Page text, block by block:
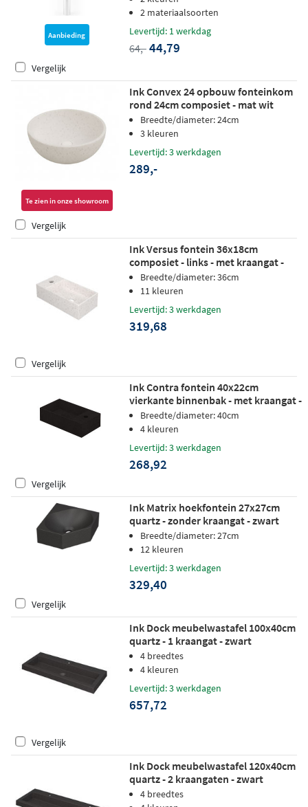
Aanbieding
2 materiaalsoorten
Levertijd: 1 werkdag
64,- 44,79
Vergelijk
Te zien in onze showroom
Ink Convex 24 opbouw fonteinkom
rond 24cm composiet - mat wit
terrazzo
Breedte/diameter: 24cm
3 kleuren
Levertijd: 3 werkdagen
289,-
Vergelijk
Ink Versus fontein 36x18cm
composiet - links - met kraangat -
mat wit terrazzo
Breedte/diameter: 36cm
11 kleuren
Levertijd: 3 werkdagen
319,68
Vergelijk
Ink Contra fontein 40x22cm
vierkante binnenbak - met kraangat -
rechts - quartz zwart
Breedte/diameter: 40cm
4 kleuren
Levertijd: 3 werkdagen
268,92
Vergelijk
Ink Matrix hoekfontein 27x27cm
quartz - zonder kraangat - zwart
Breedte/diameter: 27cm
12 kleuren
Levertijd: 3 werkdagen
329,40
Vergelijk
Ink Dock meubelwastafel 100x40cm
quartz - 1 kraangat - zwart
4 breedtes
4 kleuren
Levertijd: 3 werkdagen
657,72
Vergelijk
Ink Dock meubelwastafel 120x40cm
quartz - 2 kraangaten - zwart
4 breedtes